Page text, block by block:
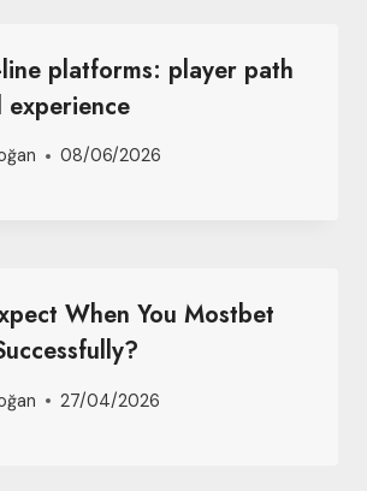
platforms: player path
08/06/2026
When You Mostbet
27/04/2026